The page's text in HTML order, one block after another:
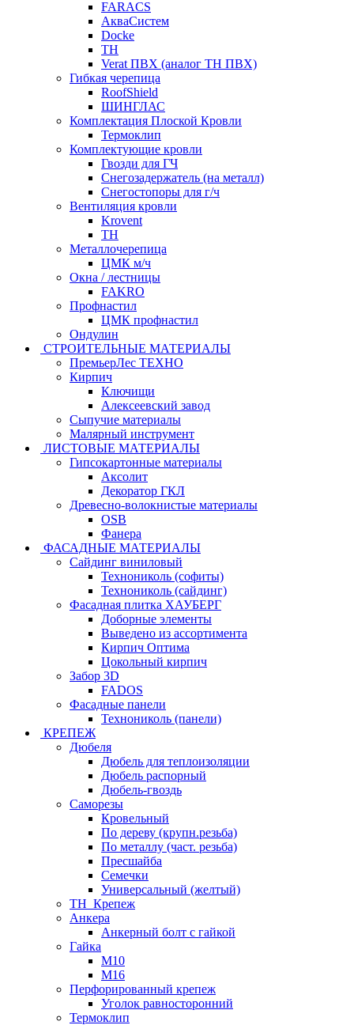
FARACS
АкваСистем
Docke
ТН
Verat ПВХ (аналог ТН ПВХ)
Гибкая черепица
RoofShield
ШИНГЛАС
Комплектация Плоской Кровли
Термоклип
Комплектующие кровли
Гвозди для ГЧ
Снегозадержатель (на металл)
Снегостопоры для г/ч
Вентиляция кровли
Krovent
ТН
Металлочерепица
ЦМК м/ч
Окна / лестницы
FAKRO
Профнастил
ЦМК профнастил
Ондулин
СТРОИТЕЛЬНЫЕ МАТЕРИАЛЫ
ПремьерЛес ТЕХНО
Кирпич
Ключищи
Алексеевский завод
Сыпучие материалы
Малярный инструмент
ЛИСТОВЫЕ МАТЕРИАЛЫ
Гипсокартонные материалы
Аксолит
Декоратор ГКЛ
Древесно-волокнистые материалы
OSB
Фанера
ФАСАДНЫЕ МАТЕРИАЛЫ
Сайдинг виниловый
Технониколь (софиты)
Технониколь (сайдинг)
Фасадная плитка ХАУБЕРГ
Доборные элементы
Выведено из ассортимента
Кирпич Оптима
Цокольный кирпич
Забор 3D
FADOS
Фасадные панели
Технониколь (панели)
КРЕПЕЖ
Дюбеля
Дюбель для теплоизоляции
Дюбель распорный
Дюбель-гвоздь
Саморезы
Кровельный
По дереву (крупн.резьба)
По металлу (част. резьба)
Пресшайба
Семечки
Универсальный (желтый)
ТН_Крепеж
Анкера
Анкерный болт с гайкой
Гайка
М10
М16
Перфорированный крепеж
Уголок равносторонний
Термоклип